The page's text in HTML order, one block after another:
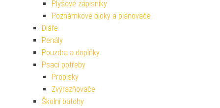
Plyšové zápisníky
Poznámkové bloky a plánovače
Diáře
Penály
Pouzdra a doplňky
Psací potřeby
Propisky
Zvýrazňovače
Školní batohy